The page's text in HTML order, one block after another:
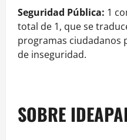
Seguridad Pública: 1
total de 1, que se
programas ciudadanos
de inseguridad.
SOBRE